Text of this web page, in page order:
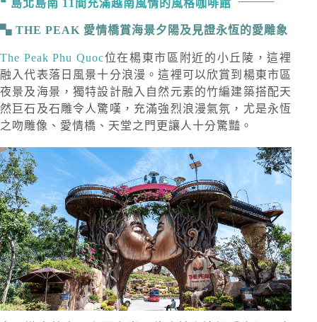
島北島南 11間充滿越南風情的風格咖啡館
THE PEAK 愛情橋賞海景夕陽及見證永恆的愛雕象
The Peak Phu Quoc位在楊東市區附近的小丘陵，這裡
融入代表落日風景十分浪漫。這裡可以欣賞到楊東市區
夜景及海景，獨特設計融入自然元素的竹編建築搭配天
然巨石及石雕令人驚嘆，充滿強烈浪漫氣氛，尤是永恆
之吻雕像、愛情橋、天堂之門更讓人十分驚豔。